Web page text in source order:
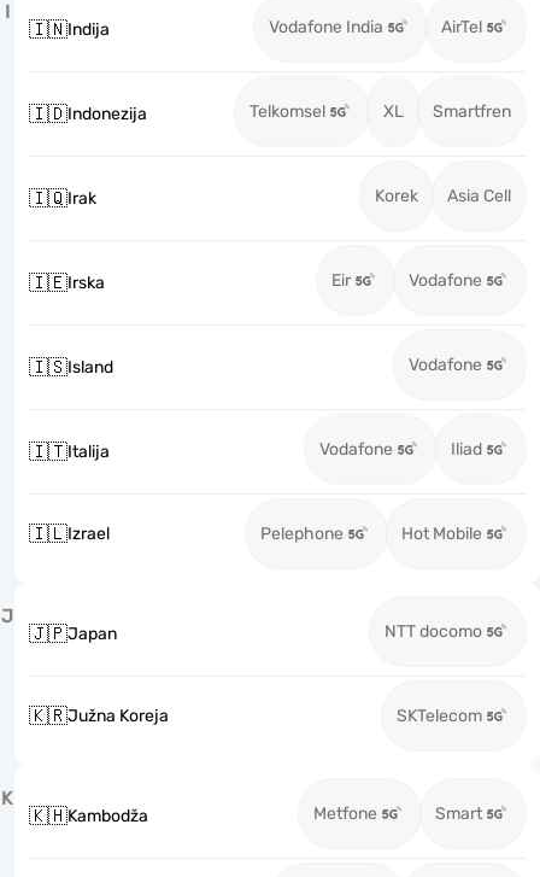
I
🇮🇳Indija Vodafone India AirTel
🇮🇩Indonezija Telkomsel XL Smartfren
🇮🇶Irak Korek Asia Cell
🇮🇪Irska Eir Vodafone
🇮🇸Island Vodafone
🇮🇹Italija Vodafone Iliad
🇮🇱Izrael Pelephone Hot Mobile
J
🇯🇵Japan NTT docomo
🇰🇷Južna Koreja SKTelecom
K
🇰🇭Kambodža Metfone Smart